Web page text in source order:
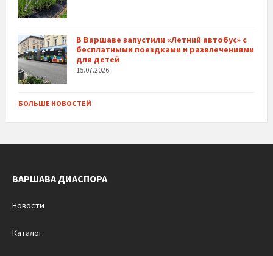
В Варшаве запустили «Летний автобус» с
бесплатными поездками и развлечениями
для детей
15.07.2026
БОЛЬШЕ НОВОСТЕЙ
ВАРШАВА ДИАСПОРА
Новости
Каталог